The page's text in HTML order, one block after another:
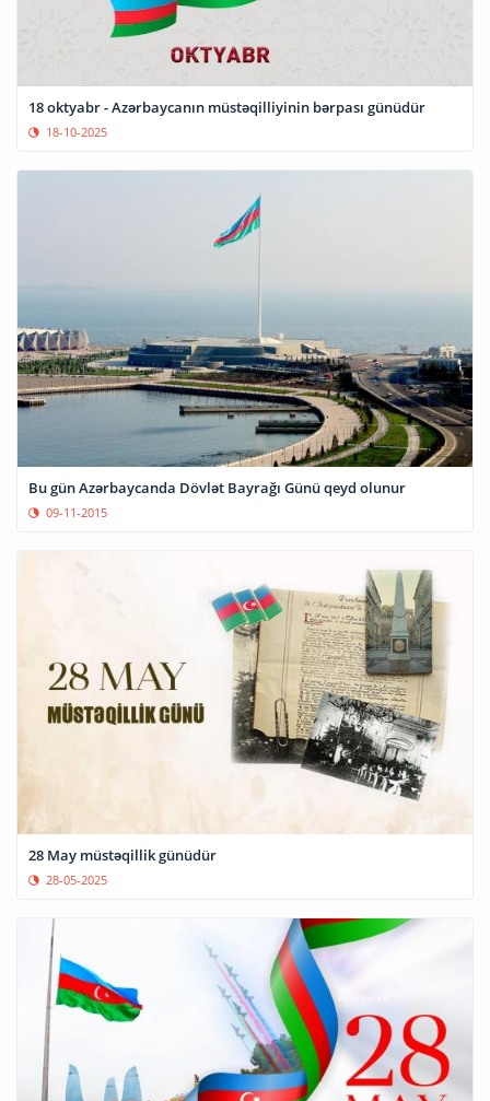
18 oktyabr - Azərbaycanın müstəqilliyinin bərpası günüdür
18-10-2025
Bu gün Azərbaycanda Dövlət Bayrağı Günü qeyd olunur
09-11-2015
28 May müstəqillik günüdür
28-05-2025